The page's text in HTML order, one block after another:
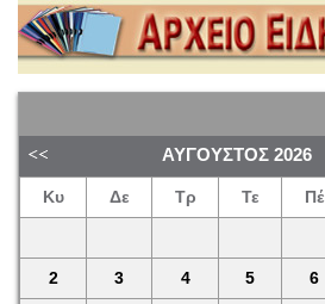
ΑΎΓΟΥΣΤΟΣ 2026
Κυ Δε Τρ Τε Πέ
2 3 4 5 6